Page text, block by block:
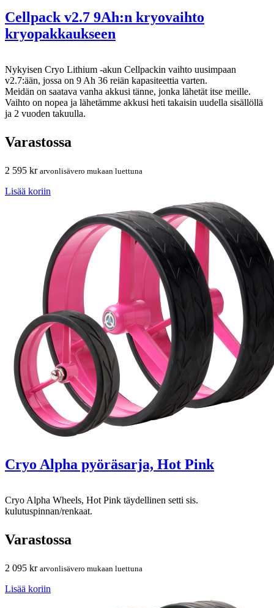
Cellpack v2.7 9Ah:n kryovaihto
kryopakkaukseen
Nykyisen Cryo Lithium -akun Cellpackin vaihto uusimpaan
v2.7:ään, jossa on 9 Ah 36 reiän kapasiteettia varten.
Meidän on saatava vanha akkusi tänne, jonka lähetät itse meille.
Vaihto on nopea ja lähetämme akkusi heti takaisin uudella sisällöllä
ja 2 vuoden takuulla.
Varastossa
2 595 kr arvonlisävero mukaan luettuna
Lisää koriin
Cryo Alpha pyöräsarja, Hot Pink
Cryo Alpha Wheels, Hot Pink täydellinen setti sis.
kulutuspinnan/renkaat.
Varastossa
2 095 kr arvonlisävero mukaan luettuna
Lisää koriin